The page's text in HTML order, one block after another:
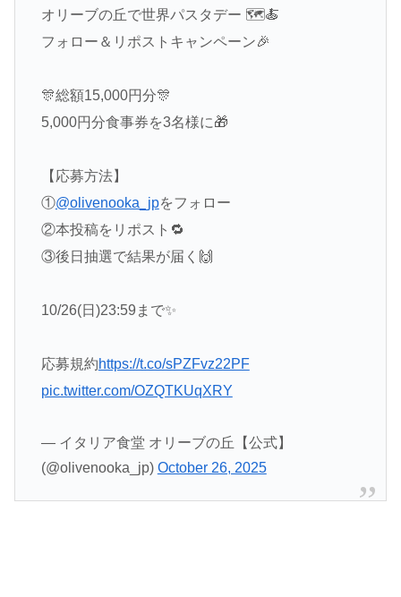
オリーブの丘で世界パスタデー 🗺🍝
フォロー＆リポストキャンペーン🎉
🎊総額15,000円分🎊
5,000円分食事券を3名様に🎁
【応募方法】
①@olivenooka_jpをフォロー
②本投稿をリポスト🔁
③後日抽選で結果が届く🙌
10/26(日)23:59まで✨
応募規約https://t.co/sPZFvz22PF
pic.twitter.com/OZQTKUqXRY
— イタリア食堂 オリーブの丘【公式】
(@olivenooka_jp) October 26, 2025